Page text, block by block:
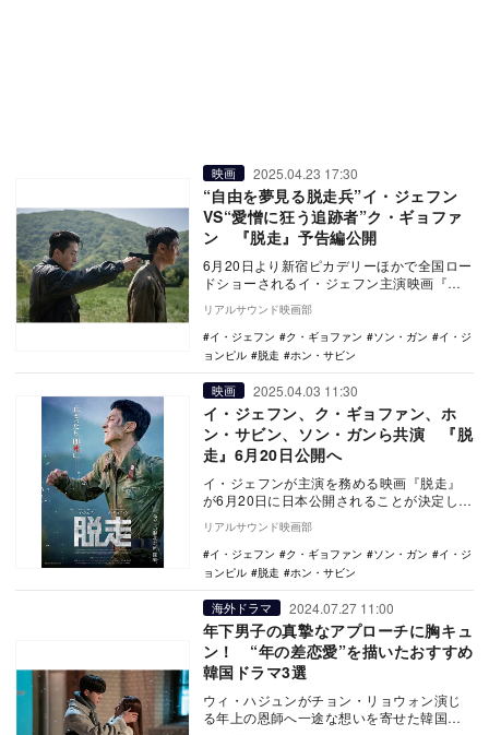
映画 2025.04.23 17:30
“自由を夢見る脱走兵”イ・ジェフン
VS“愛憎に狂う追跡者”ク・ギョファ
ン 『脱走』予告編公開
6月20日より新宿ピカデリーほかで全国ロー
ドショーされるイ・ジェフン主演映画『脱
走』の予告編と場面写真が公開された。
『シグ…
リアルサウンド映画部
イ・ジェフン
ク・ギョファン ソン・ガン
イ・ジ
ョンピル
脱走 ホン・サビン
映画 2025.04.03 11:30
イ・ジェフン、ク・ギョファン、ホ
ン・サビン、ソン・ガンら共演 『脱
走』6月20日公開へ
イ・ジェフンが主演を務める映画『脱走』
が6月20日に日本公開されることが決定し
た。 『サムジンカンパニ―1995』のイ・
ジョ…
リアルサウンド映画部
イ・ジェフン
ク・ギョファン ソン・ガン
イ・ジ
ョンピル
脱走 ホン・サビン
海外ドラマ 2024.07.27 11:00
年下男子の真摯なアプローチに胸キュ
ン！ “年の差恋愛”を描いたおすすめ
韓国ドラマ3選
ウィ・ハジュンがチョン・リョウォン演じ
る年上の恩師へ一途な想いを寄せた韓国ド